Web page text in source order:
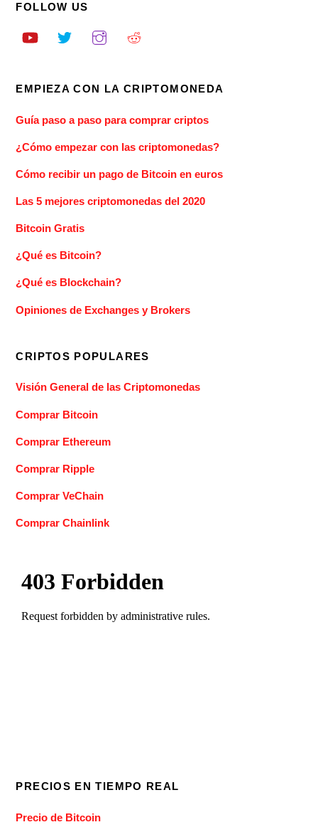
FOLLOW US
EMPIEZA CON LA CRIPTOMONEDA
Guía paso a paso para comprar criptos
¿Cómo empezar con las criptomonedas?
Cómo recibir un pago de Bitcoin en euros
Las 5 mejores criptomonedas del 2020
Bitcoin Gratis
¿Qué es Bitcoin?
¿Qué es Blockchain?
Opiniones de Exchanges y Brokers
CRIPTOS POPULARES
Visión General de las Criptomonedas
Comprar Bitcoin
Comprar Ethereum
Comprar Ripple
Comprar VeChain
Comprar Chainlink
PRECIOS EN TIEMPO REAL
Precio de Bitcoin